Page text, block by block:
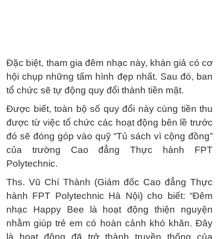
Đặc biệt, tham gia đêm nhạc này, khán giả có cơ
hội chụp những tấm hình đẹp nhất. Sau đó, ban
tổ chức sẽ tự động quy đổi thành tiền mặt.
Được biết, toàn bộ số quy đổi này cùng tiền thu
được từ việc tổ chức các hoạt động bên lề trước
đó sẽ đóng góp vào quỹ “Tủ sách vì cộng đồng”
của trường Cao đẳng Thực hành FPT
Polytechnic.
Ths. Vũ Chí Thành (Giám đốc Cao đẳng Thực
hành FPT Polytechnic Hà Nội) cho biết: “Đêm
nhạc Happy Bee là hoạt động thiện nguyện
nhằm giúp trẻ em có hoàn cảnh khó khăn. Đây
là hoạt động đã trở thành truyền thống của